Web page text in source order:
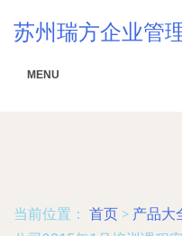
苏州瑞方企业管
MENU
当前位置： 首页 > 产品大